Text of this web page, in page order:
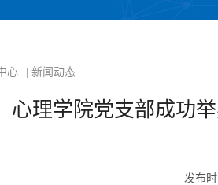
心 | 新闻动态
心理学院党支部成功
发布